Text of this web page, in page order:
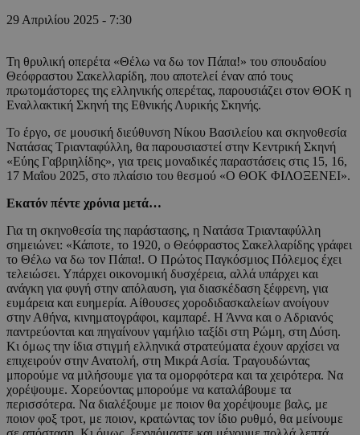
29 Απριλίου 2025 - 7:30
Τη θρυλική οπερέτα «Θέλω να δω τον Πάπα!» του σπουδαίου
Θεόφραστου Σακελλαρίδη, που αποτελεί έναν από τους
πρωτομάστορες της ελληνικής οπερέτας, παρουσιάζει στον ΘΟΚ η
Εναλλακτική Σκηνή της Εθνικής Λυρικής Σκηνής.
Το έργο, σε μουσική διεύθυνση Νίκου Βασιλείου και σκηνοθεσία
Νατάσας Τριανταφύλλη, θα παρουσιαστεί στην Κεντρική Σκηνή
«Εύης Γαβριηλίδης», για τρεις μοναδικές παραστάσεις στις 15, 16,
17 Μαΐου 2025, στο πλαίσιο του θεσμού «Ο ΘΟΚ ΦΙΛΟΞΕΝΕΙ».
Εκατόν πέντε χρόνια μετά…
Για τη σκηνοθεσία της παράστασης, η Νατάσα Τριανταφύλλη
σημειώνει: «Κάποτε, το 1920, ο Θεόφραστος Σακελλαρίδης γράφει
το Θέλω να δω τον Πάπα!. O Πρώτος Παγκόσμιος Πόλεμος έχει
τελειώσει. Υπάρχει οικονομική δυσχέρεια, αλλά υπάρχει και
ανάγκη για φυγή στην απόλαυση, για διασκέδαση ξέφρενη, για
ευμάρεια και ευημερία. Αίθουσες χοροδιδασκαλείων ανοίγουν
στην Αθήνα, κινηματογράφοι, καμπαρέ. Η Άννα και ο Αδριανός
παντρεύονται και πηγαίνουν γαμήλιο ταξίδι στη Ρώμη, στη Δύση.
Κι όμως την ίδια στιγμή ελληνικά στρατεύματα έχουν αρχίσει να
επιχειρούν στην Ανατολή, στη Μικρά Ασία. Τραγουδώντας
μπορούμε να μιλήσουμε για τα ομορφότερα και τα χειρότερα. Να
χορέψουμε. Χορεύοντας μπορούμε να καταλάβουμε τα
περισσότερα. Να διαλέξουμε με ποιον θα χορέψουμε βαλς, με
ποιον φοξ τροτ, με ποιον, κρατώντας τον ίδιο ρυθμό, θα μείνουμε